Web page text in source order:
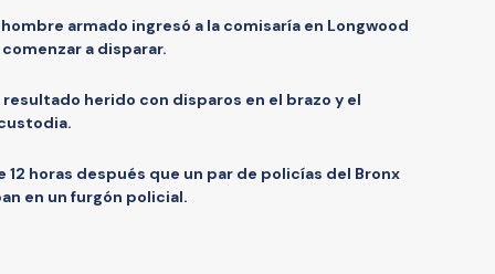
armado ingresó a la comisaría en Longwood
a disparar.
herido con disparos en el brazo y el
12 horas después que un par de policías del Bronx
en un furgón policial.